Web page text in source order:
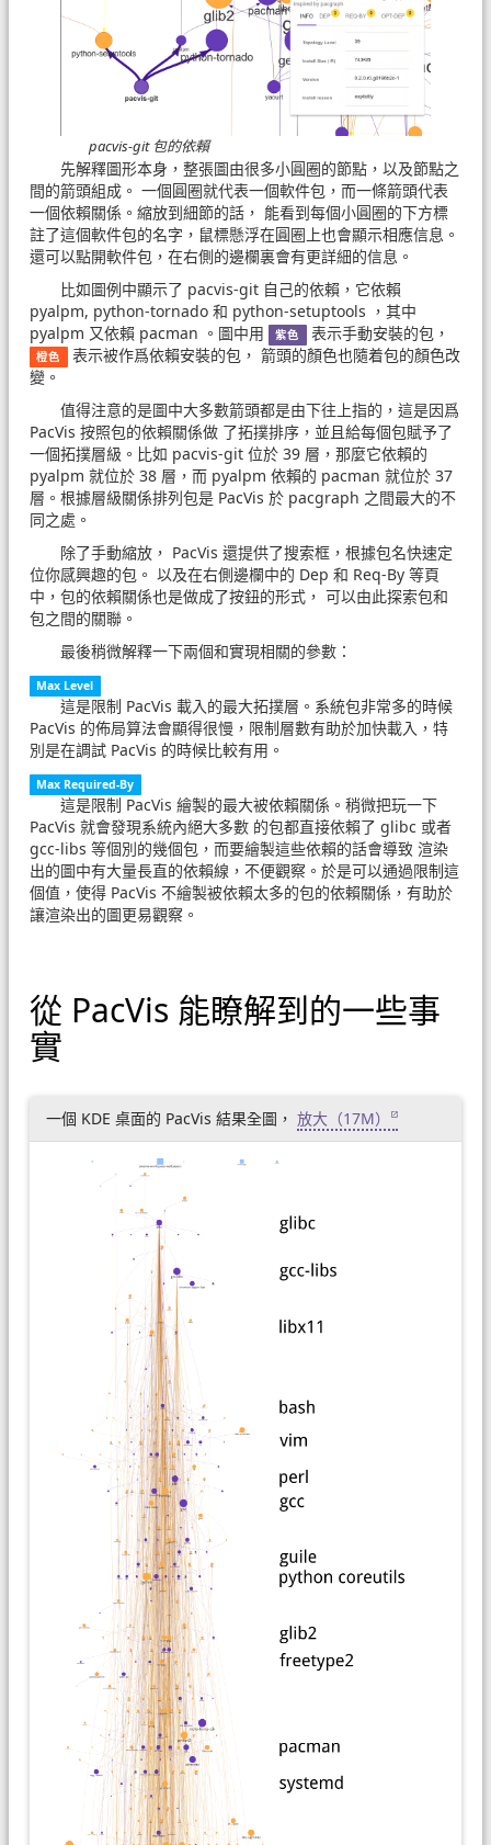
pacvis-git 包的依賴
先解釋圖形本身，整張圖由很多小圓圈的節點，以及節點之
間的箭頭組成。 一個圓圈就代表一個軟件包，而一條箭頭代表
一個依賴關係。縮放到細節的話， 能看到每個小圓圈的下方標
註了這個軟件包的名字，鼠標懸浮在圓圈上也會顯示相應信息。
還可以點開軟件包，在右側的邊欄裏會有更詳細的信息。
比如圖例中顯示了 pacvis-git 自己的依賴，它依賴
pyalpm, python-tornado 和 python-setuptools ，其中
pyalpm 又依賴 pacman 。圖中用
紫色 表示手動安裝的包，
橙色 表示被作爲依賴安裝的包， 箭頭的顏色也隨着包的顏色改
變。
值得注意的是圖中大多數箭頭都是由下往上指的，這是因爲
PacVis 按照包的依賴關係做 了拓撲排序，並且給每個包賦予了
一個拓撲層級。比如 pacvis-git 位於 39 層，那麼它依賴的
pyalpm 就位於 38 層，而 pyalpm 依賴的 pacman 就位於 37
層。根據層級關係排列包是 PacVis 於 pacgraph 之間最大的不
同之處。
除了手動縮放， PacVis 還提供了搜索框，根據包名快速定
位你感興趣的包。 以及在右側邊欄中的 Dep 和 Req-By 等頁
中，包的依賴關係也是做成了按鈕的形式， 可以由此探索包和
包之間的關聯。
最後稍微解釋一下兩個和實現相關的參數：
Max Level
這是限制 PacVis 載入的最大拓撲層。系統包非常多的時候
PacVis 的佈局算法會顯得很慢，限制層數有助於加快載入，特
別是在調試 PacVis 的時候比較有用。
Max Required-By
這是限制 PacVis 繪製的最大被依賴關係。稍微把玩一下
PacVis 就會發現系統內絕大多數 的包都直接依賴了 glibc 或者
gcc-libs 等個別的幾個包，而要繪製這些依賴的話會導致 渲染
出的圖中有大量長直的依賴線，不便觀察。於是可以通過限制這
個值，使得 PacVis 不繪製被依賴太多的包的依賴關係，有助於
讓渲染出的圖更易觀察。
從 PacVis 能瞭解到的一些事
實
一個 KDE 桌面的 PacVis 結果全圖， 放大（17M）